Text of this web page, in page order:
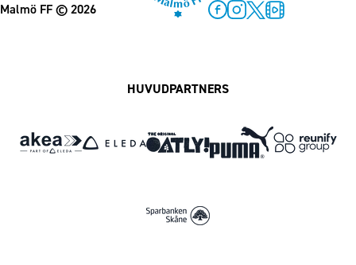
Malmö FF© 2026
HUVUDPARTNERS